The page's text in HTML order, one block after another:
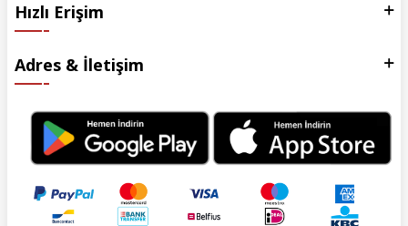
Hızlı Erişim
Adres & İletişim